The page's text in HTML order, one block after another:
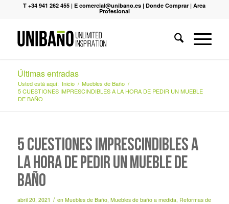
T +34 941 262 455 |E comercial@unibano.es |Donde Comprar |Area
Profesional
Últimas entradas
Usted está aquí: Inicio / Muebles de Baño /
5 CUESTIONES IMPRESCINDIBLES A LA HORA DE PEDIR UN MUEBLE
DE BAÑO
5 CUESTIONES IMPRESCINDIBLES A
LA HORA DE PEDIR UN MUEBLE DE
BAÑO
abril 20, 2021 / en Muebles de Baño, Muebles de baño a medida, Reformas de